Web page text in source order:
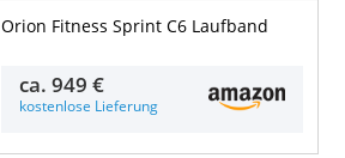
Orion Fitness Sprint C6 Laufband
ca.949 €
kostenlose Lieferung